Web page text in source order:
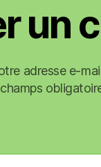
un
adresse e-